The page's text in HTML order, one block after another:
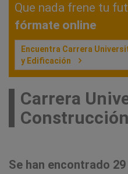
Que nada frene tu
fórmate online
Encuentra Carrera
y Edificación
Carrera
Se han encontrado